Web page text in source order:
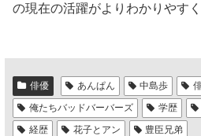
の現在の活躍がよりわかりやすく
俳優 あんぱん 中島歩
俺たちバッドバーバーズ
学歴
経歴
花子とアン 豊臣兄弟